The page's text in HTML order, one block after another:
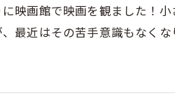
映画館で映画を観ました！
最近はその苦手意識もなくな